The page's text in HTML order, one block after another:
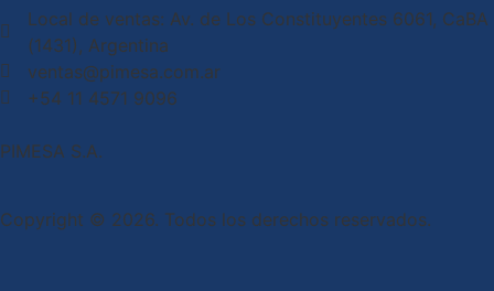
Local de ventas: Av. de Los Constituyentes 6061, CaBA
(1431), Argentina
ventas@pimesa.com.ar
+54 11 4571 9096
PIMESA S.A.
Copyright © 2026. Todos los derechos reservados.